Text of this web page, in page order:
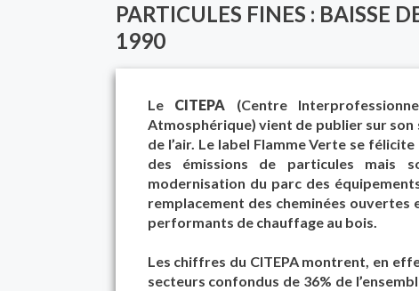
PARTICULES FINES : BAISSE
1990
Le CITEPA (Centre
Atmosphérique) vient de publier sur
de l’air. Le label Flamme Verte se
des émissions de particules mais
modernisation du parc des
remplacement des cheminées ouvertes
performants de chauffage au bois.
Les chiffres du CITEPA montrent, en
secteurs confondus de 36% de